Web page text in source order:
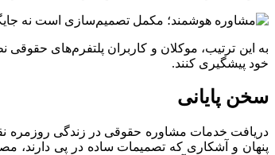
به این ترتیب، موکلان و کاربران پلتفرم‌های حقوقی
خود پیشگیری کنند.
سخن پایانی
دریافت خدمات مشاوره حقوقی در زندگی روزمره نقش
پنهان و آشکاری که تصمیمات ساده در پی دارند،